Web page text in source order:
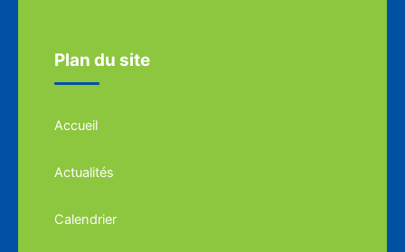
Plan du site
Accueil
Actualités
Calendrier